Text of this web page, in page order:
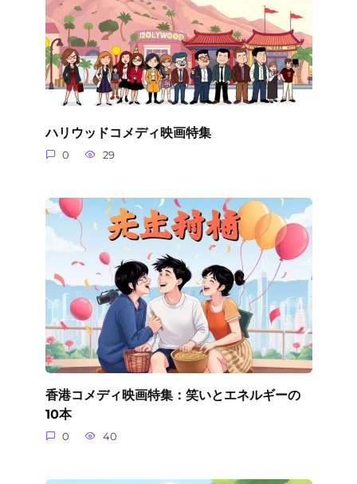
ハリウッドコメディ映画特集
0 29
香港コメディ映画特集：笑いとエネルギーの
10本
0 40